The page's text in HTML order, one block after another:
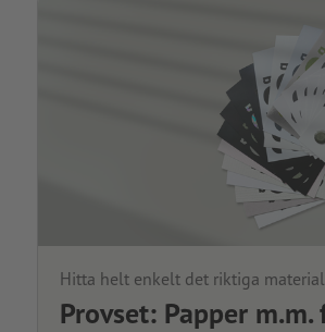
Hitta helt enkelt det riktiga
Provset: Papper